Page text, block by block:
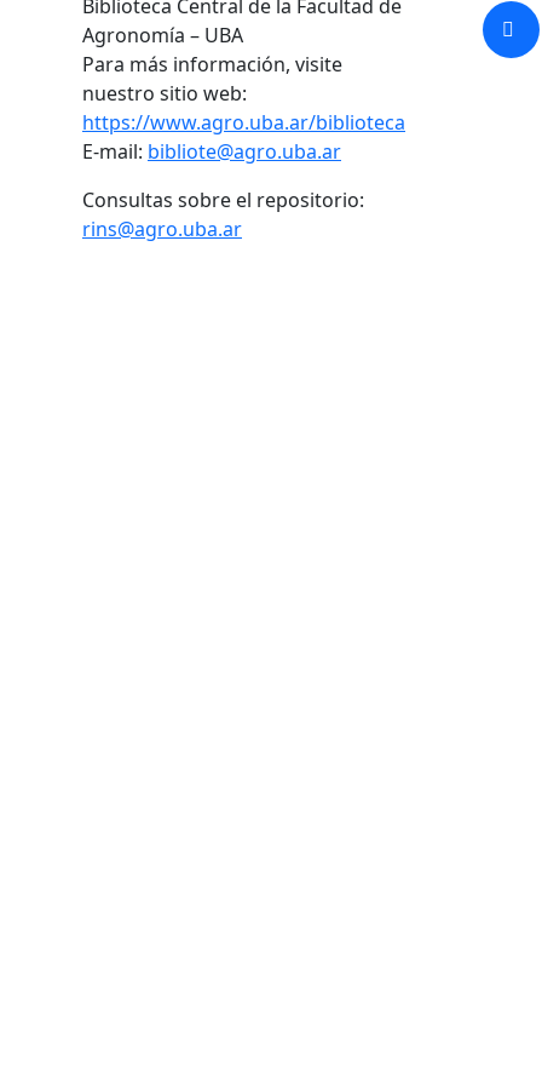
Biblioteca Central de la Facultad de
Agronomía – UBA
Para más información, visite
nuestro sitio web:
https://www.agro.uba.ar/biblioteca
E-mail: bibliote@agro.uba.ar
Consultas sobre el repositorio:
rins@agro.uba.ar